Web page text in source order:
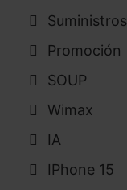
Suministros
Promoción
SOUP
Wimax
IA
IPhone 15